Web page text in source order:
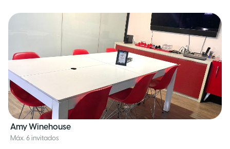
Amy Winehouse
Máx. 6 invitados